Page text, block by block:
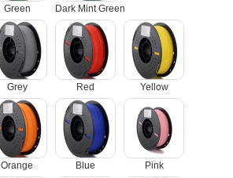
Green Dark Mint Green
Grey Red Yellow
Orange Blue Pink